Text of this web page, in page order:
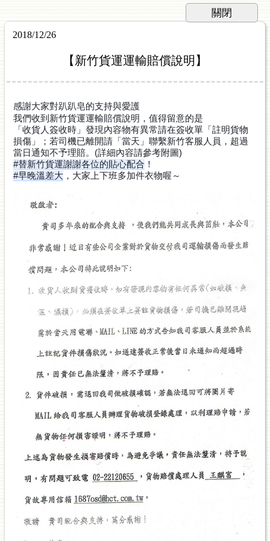
2018/12/26
【新竹貨運運輸賠償說明】
感謝大家對趴趴皂的支持與愛護
我們收到新竹貨運運輸賠償說明，值得留意的是
「收貨人簽收時」發現內容物有異常請在簽收單「註明貨物
損傷」；若司機已離開請「當天」聯繫新竹客服人員，超過
當日通知不予理賠。(詳細內容請參考附圖)
#替新竹貨運謝謝各位的貼心配合 ！
#早晚溫差大 ，大家上下班多加件衣物喔～